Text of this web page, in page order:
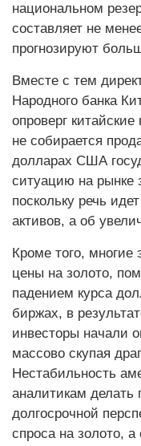
национальном
составляет не
прогнозируют
Вместе с тем
Народного банка
опроверг
не собирается
долларах США
ситуацию на рынке
поскольку речь
активов, а об
Кроме того, многие
цены на золото,
падением курса
биржах, в
инвесторы начали
массово скупая
Нестабильность
аналитикам делать
долгосрочной
спроса на золото, а